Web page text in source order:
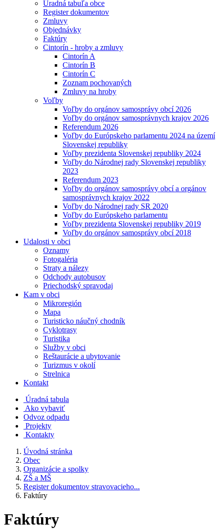
Úradná tabuľa obce
Register dokumentov
Zmluvy
Objednávky
Faktúry
Cintorín - hroby a zmluvy
Cintorín A
Cintorín B
Cintorín C
Zoznam pochovaných
Zmluvy na hroby
Voľby
Voľby do orgánov samosprávy obcí 2026
Voľby do orgánov samosprávnych krajov 2026
Referendum 2026
Voľby do Európskeho parlamentu 2024 na území
Slovenskej republiky
Voľby prezidenta Slovenskej republiky 2024
Voľby do Národnej rady Slovenskej republiky
2023
Referendum 2023
Voľby do orgánov samosprávy obcí a orgánov
samosprávnych krajov 2022
Voľby do Národnej rady SR 2020
Voľby do Európskeho parlamentu
Voľby prezidenta Slovenskej republiky 2019
Voľby do orgánov samosprávy obcí 2018
Udalosti v obci
Oznamy
Fotogaléria
Straty a nálezy
Odchody autobusov
Priechodský spravodaj
Kam v obci
Mikroregión
Mapa
Turisticko náučný chodník
Cyklotrasy
Turistika
Služby v obci
Reštaurácie a ubytovanie
Turizmus v okolí
Strelnica
Kontakt
Úradná tabula
Ako vybaviť
Odvoz odpadu
Projekty
Kontakty
Úvodná stránka
Obec
Organizácie a spolky
ZŠ a MŠ
Register dokumentov stravovacieho...
Faktúry
Faktúry